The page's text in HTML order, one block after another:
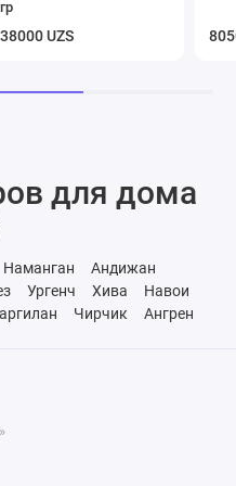
гр
38000 UZS
для дома
Наманган
Андижан
Ургенч Хива
Навои
Чирчик
Ангрен